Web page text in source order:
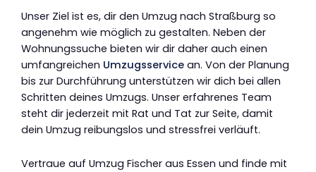
Unser Ziel ist es, dir den Umzug nach Straßburg so
angenehm wie möglich zu gestalten. Neben der
Wohnungssuche bieten wir dir daher auch einen
umfangreichen Umzugsservice an. Von der Planung
bis zur Durchführung unterstützen wir dich bei allen
Schritten deines Umzugs. Unser erfahrenes Team
steht dir jederzeit mit Rat und Tat zur Seite, damit
dein Umzug reibungslos und stressfrei verläuft.
Vertraue auf Umzug Fischer aus Essen und finde mit